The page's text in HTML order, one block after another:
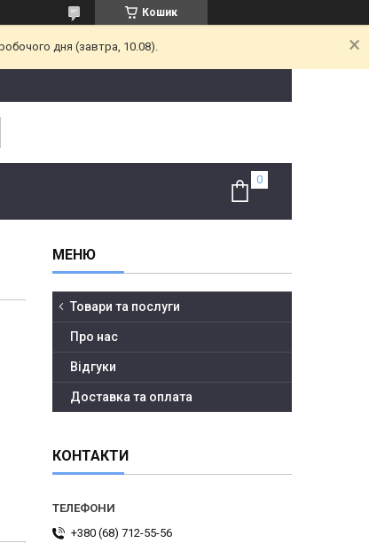
Кошик
дня (завтра, 10.08).
Товари та послуги
Про нас
Відгуки
Доставка та оплата
КОНТАКТИ
+380 (68) 712-55-56